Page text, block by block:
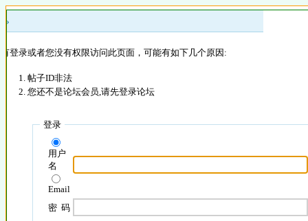
»
登录或者您没有权限访问此页面，可能有如下几个原因:
帖子ID非法
您还不是论坛会员,请先登录论坛
登录
用户
名
Email
密 码